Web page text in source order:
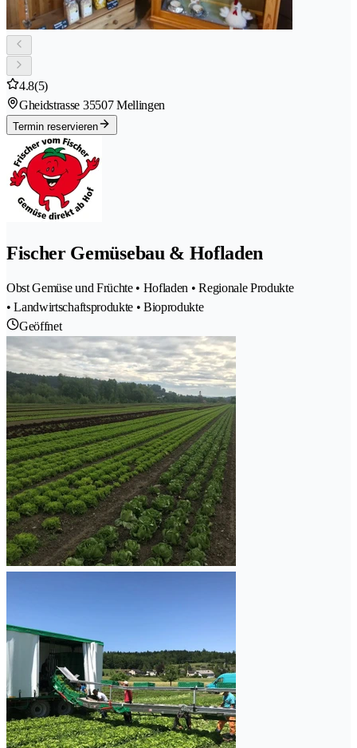
4.8(5)
Gheidstrasse 35507 Mellingen
Termin reservieren
Fischer Gemüsebau & Hofladen
Obst Gemüse und Früchte • Hofladen • Regionale Produkte
• Landwirtschaftsprodukte • Bioprodukte
Geöffnet